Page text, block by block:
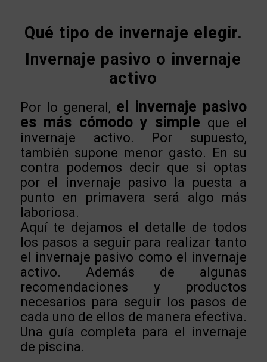
Qué tipo de invernaje elegir.
Invernaje pasivo o invernaje
activo
Por lo general, el invernaje pasivo
es más cómodo y simple que el
invernaje activo. Por supuesto,
también supone menor gasto. En su
contra podemos decir que si optas
por el invernaje pasivo la puesta a
punto en primavera será algo más
laboriosa.
Aquí te dejamos el detalle de todos
los pasos a seguir para realizar tanto
el invernaje pasivo como el invernaje
activo. Además de algunas
recomendaciones y productos
necesarios para seguir los pasos de
cada uno de ellos de manera efectiva.
Una guía completa para el invernaje
de piscina.